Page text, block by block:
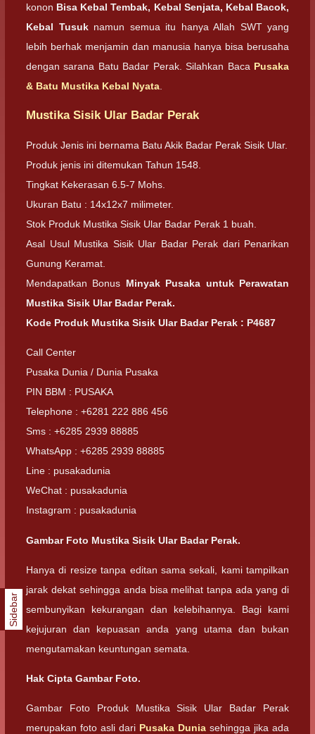
konon Bisa Kebal Tembak, Kebal Senjata, Kebal Bacok,
Kebal Tusuknamun semua itu hanya Allah SWT yang
lebih berhak menjamin dan manusia hanya bisa berusaha
dengan sarana Batu Badar Perak. Silahkan Baca Pusaka
& Batu Mustika Kebal Nyata
Mustika Sisik Ular Badar Perak
Produk Jenis ini bernama Batu Akik Badar Perak Sisik Ular.
Produk jenis ini ditemukan Tahun 1548.
Tingkat Kekerasan 6.5-7 Mohs.
Ukuran Batu : 14x12x7 milimeter.
Stok Produk Mustika Sisik Ular Badar Perak 1 buah.
Asal Usul Mustika Sisik Ular Badar Perak dari Penarikan
Gunung Keramat.
Mendapatkan Bonus Minyak Pusaka untuk Perawatan
Mustika Sisik Ular Badar Perak.
Kode Produk Mustika Sisik Ular Badar Perak : P4687
Call Center
Pusaka Dunia / Dunia Pusaka
PIN BBM : PUSAKA
Telephone : +6281 222 886 456
Sms : +6285 2939 88885
WhatsApp : +6285 2939 88885
Line : pusakadunia
WeChat : pusakadunia
Instagram : pusakadunia
Gambar Foto Mustika Sisik Ular Badar Perak.
Hanya di resize tanpa editan sama sekali, kami tampilkan
jarak dekat sehingga anda bisa melihat tanpa ada yang di
sembunyikan kekurangan dan kelebihannya. Bagi kami
kejujuran dan kepuasan anda yang utama dan bukan
mengutamakan keuntungan semata.
Hak Cipta Gambar Foto.
Gambar Foto Produk Mustika Sisik Ular Badar Perak
merupakan foto asli dari Pusaka Dunia sehingga jika ada
Sidebar